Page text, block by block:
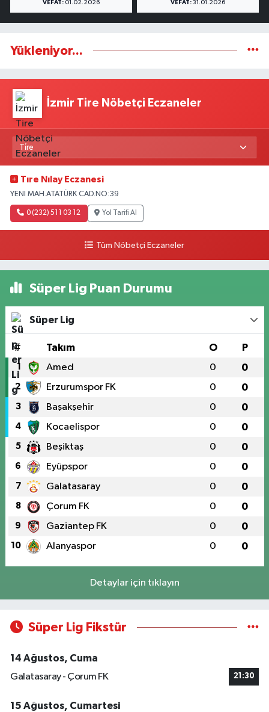
VEFAT:01.02.2026 VEFAT: 31.01.2026
Yükleniyor...
İzmir Tire Nöbetçi Eczaneler
Tıre Nılay Eczanesi
YENI MAH.ATATÜRK CAD.NO:39
0 (232) 511 03 12 Yol Tarifi Al
Tüm Nöbetçi Eczaneler
Süper Lig Puan Durumu
Süper Lig
# Takım O P
1 Amed 0 0
2 Erzurumspor FK 0 0
3 Başakşehir 0 0
4 Kocaelispor 0 0
5 Beşiktaş 0 0
6 Eyüpspor 0 0
7 Galatasaray 0 0
8 Çorum FK 0 0
9 Gaziantep FK 0 0
10 Alanyaspor 0 0
Detaylar için tıklayın
Süper Lig Fikstür
14 Ağustos, Cuma
Galatasaray - Çorum FK
21:30
15 Ağustos, Cumartesi